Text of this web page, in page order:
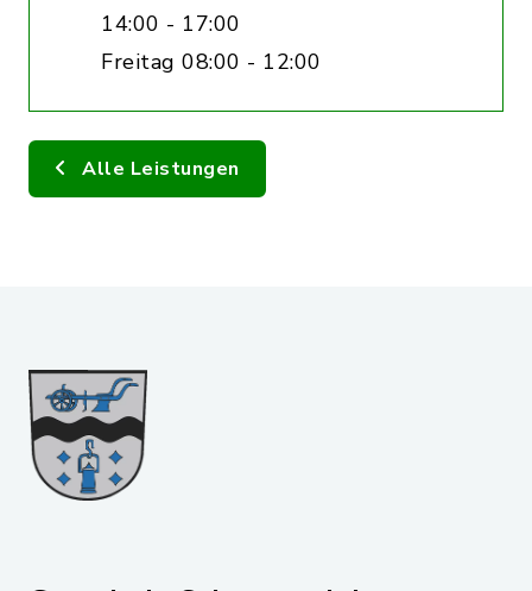
14:00 - 17:00
Freitag 08:00 - 12:00
Alle Leistungen